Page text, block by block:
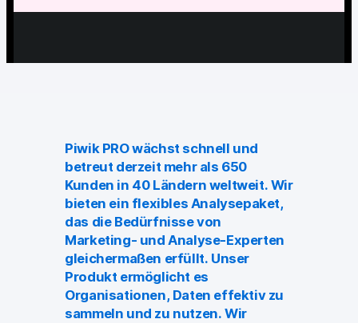
Medien
EN NL FR
Piwik PRO wächst schnell und
betreut derzeit mehr als 650
Kunden in 40 Ländern weltweit. Wir
bieten ein flexibles Analysepaket,
das die Bedürfnisse von
Marketing- und Analyse-Experten
gleichermaßen erfüllt. Unser
Produkt ermöglicht es
Organisationen, Daten effektiv zu
sammeln und zu nutzen. Wir